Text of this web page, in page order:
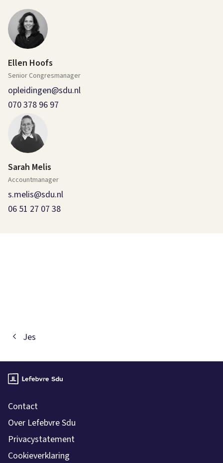
Ellen Hoofs
Senior Congresmanager
opleidingen@sdu.nl
070 378 96 97
Sarah Melis
Accountmanager
s.melis@sdu.nl
06 51 27 07 38
Jes
Contact
Over Lefebvre Sdu
Privacystatement
Cookieverklaring